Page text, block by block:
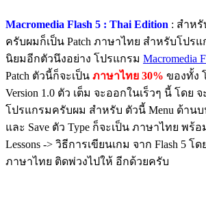
Macromedia Flash 5 : Thai Edition : สำห
ครับผมก็เป็น Patch ภาษาไทย สำหรับโปรแ
นิยมอีกตัวนึงอย่าง โปรแกรม Macromedia
Patch ตัวนี้ก็จะเป็น ภาษาไทย 30% ของทั้ง
Version 1.0 ตัว เต็ม จะออกในเร็วๆ นี้ โดย
โปรแกรมครับผม สำหรับ ตัวนี้ Menu ด้านบ
และ Save ตัว Type ก็จะเป็น ภาษาไทย พร้อ
Lessons -> วิธีการเขียนเกม จาก Flash 5 โด
ภาษาไทย ติดพ่วงไปให้ อีกด้วยครับ